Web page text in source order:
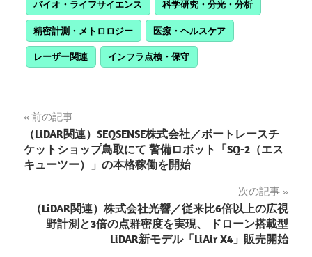
バイオ・ライフサイエンス
科学研究・分光・分析
精密計測・メトロロジー
医療・ヘルスケア
レーザー関連
インフラ点検・保守
投
稿
ナ
ビ
前の記事
（LiDAR関連）SEQSENSE株式会社／ボートレースチ
ケットショップ鳥取にて 警備ロボット「SQ-2（エス
キューツー）」の本格稼働を開始
次の記事
（LiDAR関連）株式会社光響／従来比6倍以上の広視
野計測と3倍の点群密度を実現、 ドローン搭載型
LiDAR新モデル「LiAir X4」販売開始